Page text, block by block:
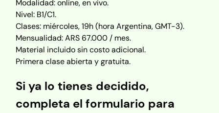
Modalidad: online, en vivo.
Nivel: B1/C1.
Clases: miércoles, 19h (hora Argentina, GMT-3).
Mensualidad: ARS 67.000 / mes.
Material incluido sin costo adicional.
Primera clase abierta y gratuita.
Si ya lo tienes decidido,
completa el formulario para